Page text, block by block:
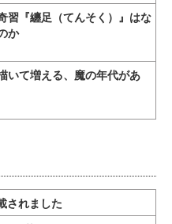
習『纏足（てんそく）』はな
か
いて増える、魔の年代があ
されました